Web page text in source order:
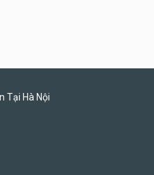
Tại Hà Nội